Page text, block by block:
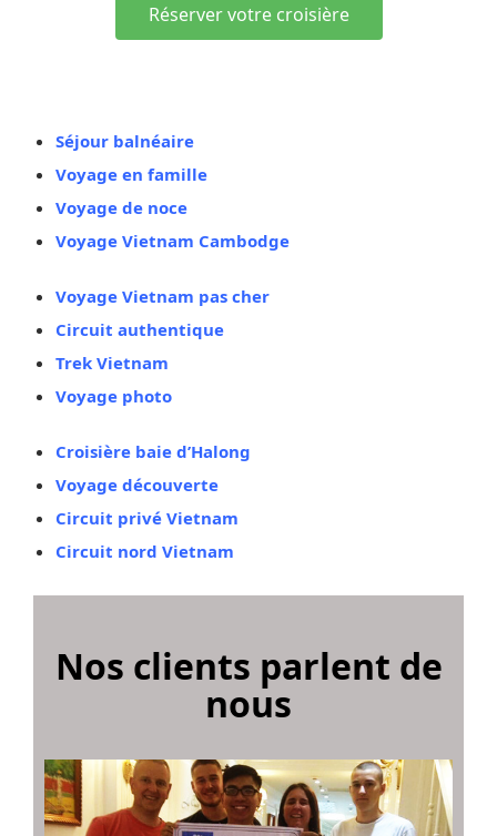
Réserver votre croisière
Séjour balnéaire
Voyage en famille
Voyage de noce
Voyage Vietnam Cambodge
Voyage Vietnam pas cher
Circuit authentique
Trek Vietnam
Voyage photo
Croisière baie d’Halong
Voyage découverte
Circuit privé Vietnam
Circuit nord Vietnam
Nos clients parlent de
nous